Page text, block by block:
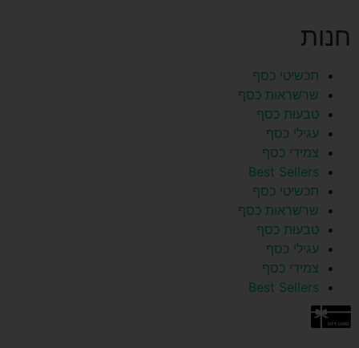
חנות
תכשיטי כסף
שרשראות כסף
טבעות כסף
עגילי כסף
צמידי כסף
Best Sellers
תכשיטי כסף
שרשראות כסף
טבעות כסף
עגילי כסף
צמידי כסף
Best Sellers